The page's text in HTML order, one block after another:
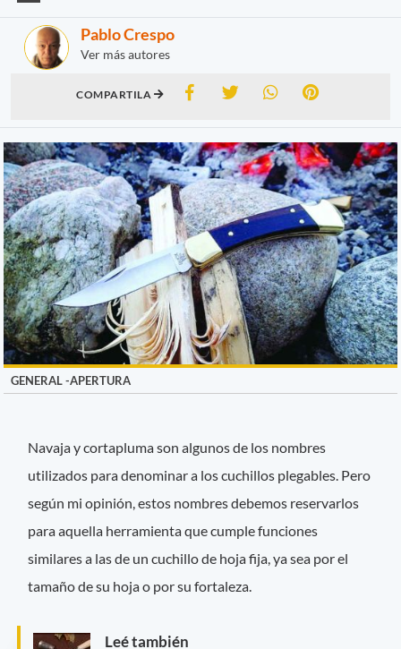
Pablo Crespo
Ver más autores
COMPARTILA
GENERAL -APERTURA
Navaja y cortapluma son algunos de los nombres
utilizados para denominar a los cuchillos plegables. Pero
según mi opinión, estos nombres debemos reservarlos
para aquella herramienta que cumple funciones
similares a las de un cuchillo de hoja fija, ya sea por el
tamaño de su hoja o por su fortaleza.
Leé también